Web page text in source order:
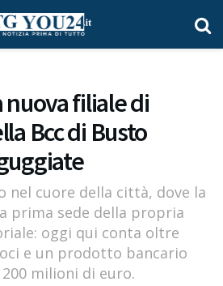
nuova filiale di
Bcc di Busto
nel cuore della città, dove la
prima sede della propria
oggi qui conta oltre
e un prodotto bancario
milioni di euro.